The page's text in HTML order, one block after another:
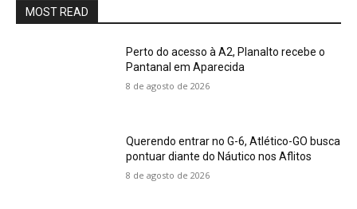
MOST READ
Perto do acesso à A2, Planalto recebe o
Pantanal em Aparecida
8 de agosto de 2026
Querendo entrar no G-6, Atlético-GO busca
pontuar diante do Náutico nos Aflitos
8 de agosto de 2026